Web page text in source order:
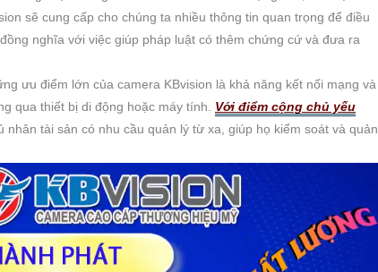
sẽ cung cấp cho chúng ta nhiều thông tin quan trọng để điều
nghĩa với việc giúp pháp luật có thêm chứng cứ và đưa ra
ưu điểm lớn của camera KBvision là khả năng kết nối mạng và
qua thiết bị di động hoặc máy tính. Với điểm cộng chủ yếu
tài sản có nhu cầu quản lý từ xa, giúp họ kiểm soát và quản